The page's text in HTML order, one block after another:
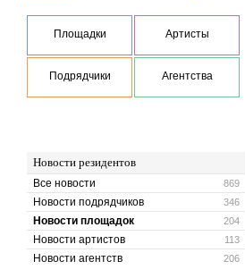
Площадки Артисты
Подрядчики Агентства
Новости резидентов
869
Все новости
346
Новости подрядчиков
204
Новости площадок
113
Новости артистов
206
Новости агентств